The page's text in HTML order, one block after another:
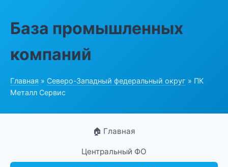
База промышленных
компаний
Главная » Северо-Западный федеральный округ » ПК
Металл Сервис
🏠 Главная
Центральный ФО